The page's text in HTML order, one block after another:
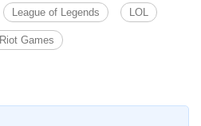
League of Legends LOL
Riot Games